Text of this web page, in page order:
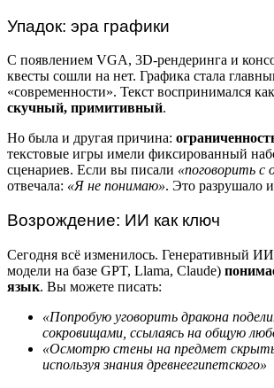
Упадок: эра графики
С появлением VGA, 3D-рендеринга и
квесты сошли на нет. Графика стала
«современности». Текст воспринимался как
скучный, примитивный.
Но была и другая причина:
текстовые игры имели фиксированный
сценариев. Если вы писали «поговорить с
отвечала: «Я не понимаю». Это разрушало
Возрождение: ИИ как ключ
Сегодня всё изменилось. Генеративный
модели на базе GPT, Llama, Claude)
язык. Вы можете писать:
«Попробую уговорить дракона
сокровищами, ссылаясь на общую
«Осмотрю стены на предмет
используя знания древнеегипетского»